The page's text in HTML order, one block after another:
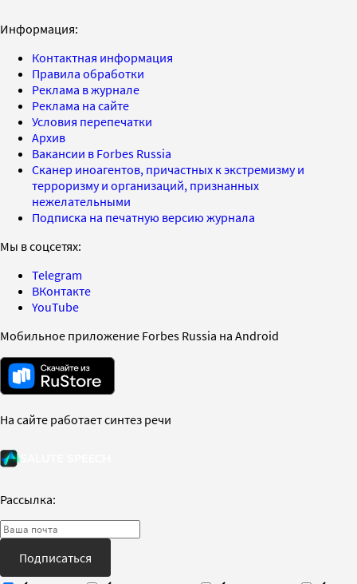
Информация:
Контактная информация
Правила обработки
Реклама в журнале
Реклама на сайте
Условия перепечатки
Архив
Вакансии в Forbes Russia
Сканер иноагентов, причастных к экстремизму и
терроризму и организаций, признанных
нежелательными
Подписка на печатную версию журнала
Мы в соцсетях:
Telegram
ВКонтакте
YouTube
Мобильное приложение Forbes Russia на Android
На сайте работает синтез речи
Рассылка:
Подписаться